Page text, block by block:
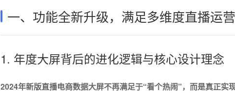
一、功能全新升级，满足多维度直播运
1. 年度大屏背后的进化逻辑与核心设计理念
2024年新版直播电商数据大屏不再满足于“看个热闹”，而是真正实